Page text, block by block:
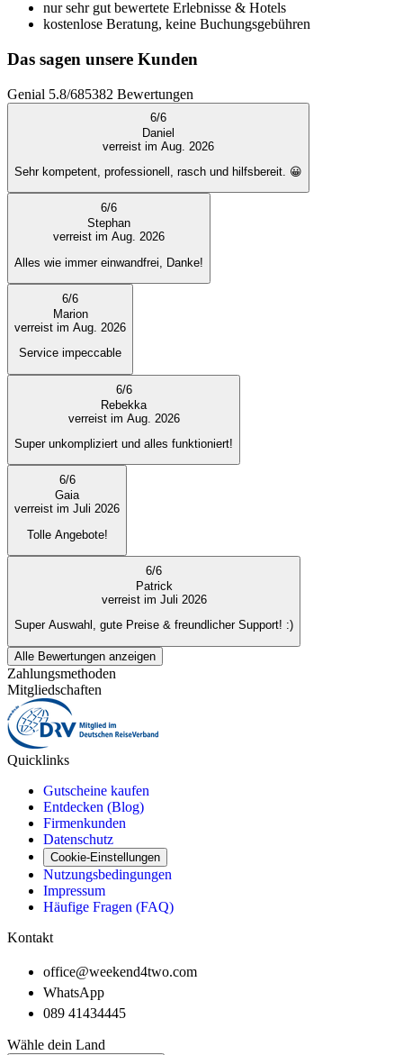
nur sehr gut bewertete Erlebnisse & Hotels
kostenlose Beratung, keine Buchungsgebühren
Das sagen unsere Kunden
Genial 5.8/685382 Bewertungen
6/6
Daniel
verreist im Aug. 2026
Sehr kompetent, professionell, rasch und hilfsbereit. 😀
6/6
Stephan
verreist im Aug. 2026
Alles wie immer einwandfrei, Danke!
6/6
Marion
verreist im Aug. 2026
Service impeccable
6/6
Rebekka
verreist im Aug. 2026
Super unkompliziert und alles funktioniert!
6/6
Gaia
verreist im Juli 2026
Tolle Angebote!
6/6
Patrick
verreist im Juli 2026
Super Auswahl, gute Preise & freundlicher Support! :)
Alle Bewertungen anzeigen
Zahlungsmethoden
Mitgliedschaften
Quicklinks
Gutscheine kaufen
Entdecken (Blog)
Firmenkunden
Datenschutz
Cookie-Einstellungen
Nutzungsbedingungen
Impressum
Häufige Fragen (FAQ)
Kontakt
office@weekend4two.com
WhatsApp
089 41434445
Wähle dein Land